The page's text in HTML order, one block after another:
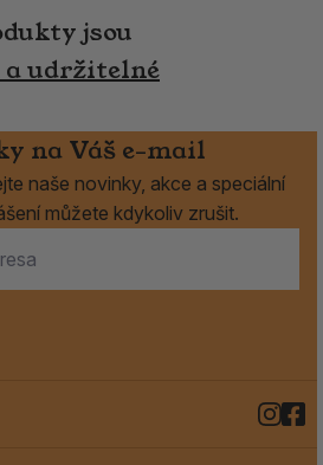
jsou
udržitelné
na Váš e-mail
naše novinky, akce a speciální
můžete kdykoliv zrušit.